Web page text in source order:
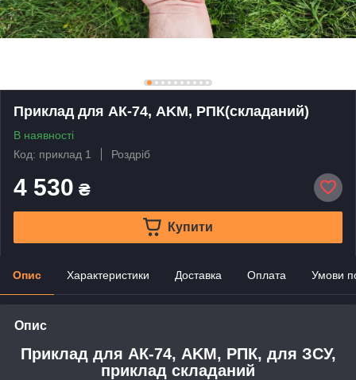
Приклад для АК-74, AKM, РПК(складаний)
В наявності
Код: приклад 1
Роздріб
4 530 ₴
Купити
Опис Характеристики Доставка Оплата Умови
Опис
Приклад для АК-74, AKM, РПК, для ЗСУ,
приклад складаний